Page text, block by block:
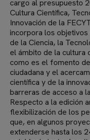
cargo al presupuesto
Cultura Científica,
Innovación de la
incorpora los
de la Ciencia, la
el ámbito de la cultura
como es el fomento
ciudadana y el
científica y de la
barreras de acceso a
Respecto a la edición
flexibilización de los
que, en algunos
extenderse hasta los